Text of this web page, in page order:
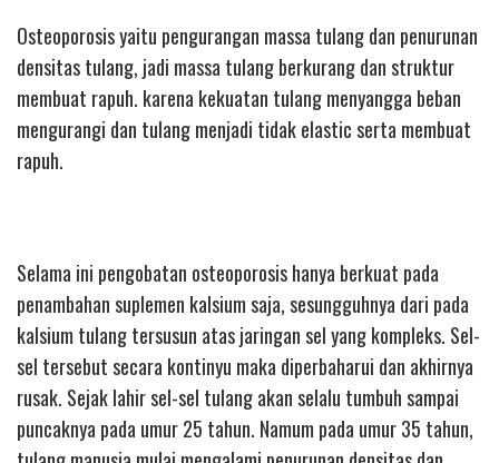
Osteoporosis yaitu pengurangan massa tulang dan penurunan
densitas tulang, jadi massa tulang berkurang dan struktur
membuat rapuh. karena kekuatan tulang menyangga beban
mengurangi dan tulang menjadi tidak elastic serta membuat
rapuh.
Selama ini pengobatan osteoporosis hanya berkuat pada
penambahan suplemen kalsium saja, sesungguhnya dari pada
kalsium tulang tersusun atas jaringan sel yang kompleks. Sel-
sel tersebut secara kontinyu maka diperbaharui dan akhirnya
rusak. Sejak lahir sel-sel tulang akan selalu tumbuh sampai
puncaknya pada umur 25 tahun. Namum pada umur 35 tahun,